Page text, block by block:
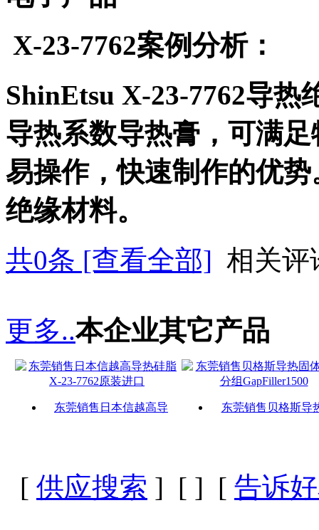
X-23-7762案例分析：
ShinEtsu X-23-7762导热
导热系数导热膏，可满
易操作，快速制作的优
绝缘材料。
共0条 [查看全部] 相关评
更多..本企业其它产品
东莞销售日本信越高导 东莞销售贝格斯导
[ 供应搜索 ] [ ] [ 告诉